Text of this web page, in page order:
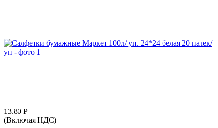
13.80 Р
(Включая НДС)